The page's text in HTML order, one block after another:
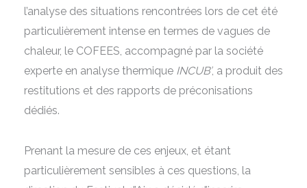
l’analyse des situations rencontrées lors de cet été
particulièrement intense en termes de vagues de
chaleur, le COFEES, accompagné par la société
experte en analyse thermique INCUB’, a produit des
restitutions et des rapports de préconisations
dédiés.
Prenant la mesure de ces enjeux, et étant
particulièrement sensibles à ces questions, la